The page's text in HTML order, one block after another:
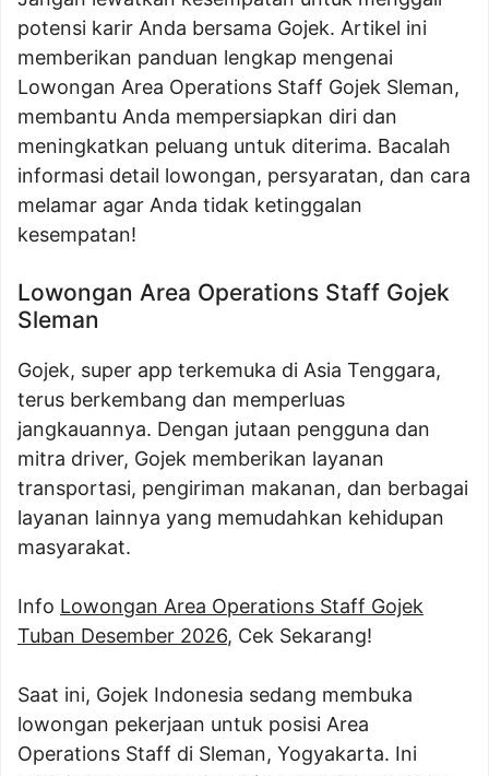
potensi karir Anda bersama Gojek. Artikel ini
memberikan panduan lengkap mengenai
Lowongan Area Operations Staff Gojek Sleman,
membantu Anda mempersiapkan diri dan
meningkatkan peluang untuk diterima. Bacalah
informasi detail lowongan, persyaratan, dan cara
melamar agar Anda tidak ketinggalan
kesempatan!
Lowongan Area Operations Staff Gojek
Sleman
Gojek, super app terkemuka di Asia Tenggara,
terus berkembang dan memperluas
jangkauannya. Dengan jutaan pengguna dan
mitra driver, Gojek memberikan layanan
transportasi, pengiriman makanan, dan berbagai
layanan lainnya yang memudahkan kehidupan
masyarakat.
Info Lowongan Area Operations Staff Gojek
Tuban Desember 2026, Cek Sekarang!
Saat ini, Gojek Indonesia sedang membuka
lowongan pekerjaan untuk posisi Area
Operations Staff di Sleman, Yogyakarta. Ini